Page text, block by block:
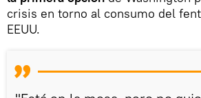
crisis en torno al consumo del
EEUU.